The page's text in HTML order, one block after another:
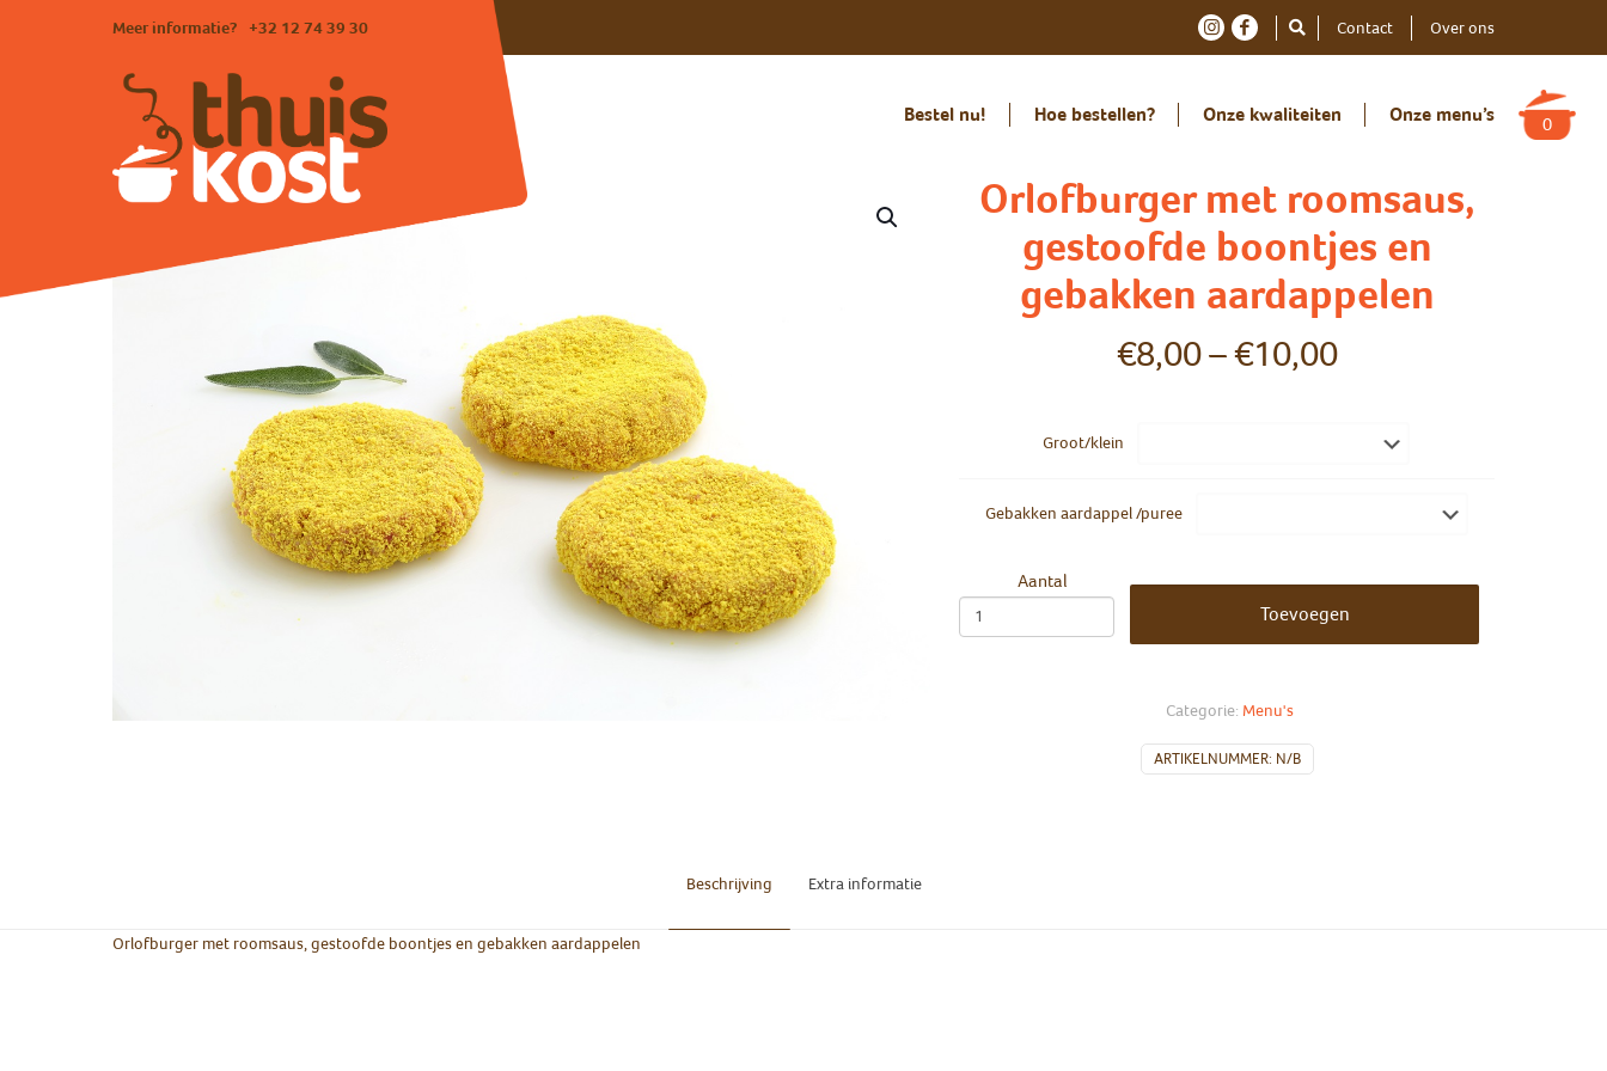
Meer informatie? +32 12 74 39 30 Contact Over ons
Bestel nu! Hoe bestellen? Onze kwaliteiten Onze menu’s 0
Orlofburger met roomsaus,
gestoofde boontjes en
gebakken aardappelen
€8,00–€10,00
Groot/klein
Gebakken aardappel /puree
Aantal
Toevoegen
ARTIKELNUMMER: N/B
Categorie: Menu's
Beschrijving Extra informatie
Orlofburger met roomsaus, gestoofde boontjes en gebakken aardappelen